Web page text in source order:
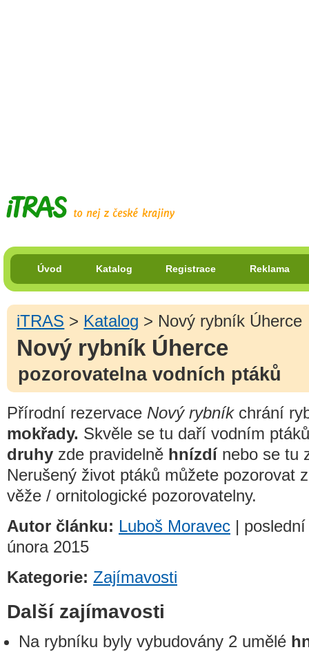
Úvod Katalog Registrace Reklama
iTRAS > Katalog > Nový rybník Úherce
Nový rybník Úherce
pozorovatelna vodních ptáků
Přírodní rezervace Nový rybníkchrání
mokřady. Skvěle se tu daří vodním
druhy zde pravidelně hnízdínebo se tu
Nerušený život ptáků můžete pozorovat
věže / ornitologické pozorovatelny.
Autor článku: Luboš Moravec |
února 2015
Kategorie: Zajímavosti
Další zajímavosti
Na rybníku byly vybudovány 2 umělé